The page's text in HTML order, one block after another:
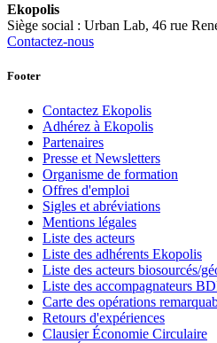
Ekopolis
Siège social : Urban Lab, 46 rue
Contactez-nous
Footer
Contactez Ekopolis
Adhérez à Ekopolis
Partenaires
Presse et Newsletters
Organisme de formation
Offres d'emploi
Sigles et abréviations
Mentions légales
Liste des acteurs
Liste des adhérents Ekopolis
Liste des acteurs biosourcés/
Liste des accompagnateurs
Carte des opérations
Retours d'expériences
Clausier Économie Circulaire